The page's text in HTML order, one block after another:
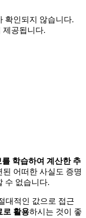
확인되지 않습니다.
제공됩니다.
학습하여 계산한 추
된 어떠한 사실도 증명
수 없습니다.
대적인 값으로 접근
로 활용하시는 것이 좋